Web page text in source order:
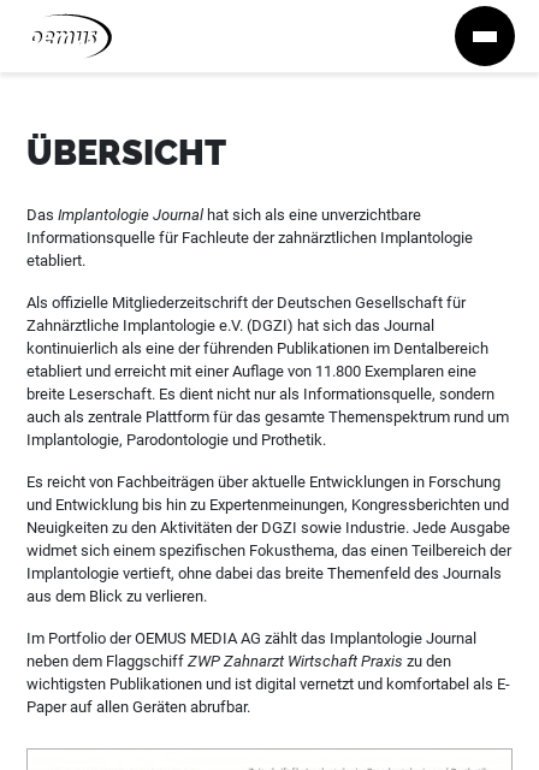
Zum Inhalt springen
ÜBERSICHT
DasImplantologie Journal hat sich als eine unverzichtbare
Informationsquelle für Fachleute der zahnärztlichen Implantologie
etabliert.
Als offizielle Mitgliederzeitschrift der Deutschen Gesellschaft für
Zahnärztliche Implantologie e.V. (DGZI) hat sich das Journal
kontinuierlich als eine der führenden Publikationen im Dentalbereich
etabliert und erreicht mit einer Auflage von 11.800 Exemplaren eine
breite Leserschaft. Es dient nicht nur als Informationsquelle, sondern
auch als zentrale Plattform für das gesamte Themenspektrum rund um
Implantologie, Parodontologie und Prothetik.
Es reicht von Fachbeiträgen über aktuelle Entwicklungen in Forschung
und Entwicklung bis hin zu Expertenmeinungen, Kongressberichten und
Neuigkeiten zu den Aktivitäten der DGZI sowie Industrie. Jede Ausgabe
widmet sich einem spezifischen Fokusthema, das einen Teilbereich der
Implantologie vertieft, ohne dabei das breite Themenfeld des Journals
aus dem Blick zu verlieren.
Im Portfolio der OEMUS MEDIA AG zählt das Implantologie Journal
neben dem FlaggschiffZWP Zahnarzt Wirtschaft Praxiszu den
wichtigsten Publikationen und ist digital vernetzt und komfortabel als E-
Paper auf allen Geräten abrufbar.